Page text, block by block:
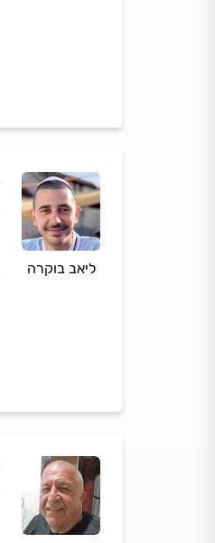
ליאב בוקרה